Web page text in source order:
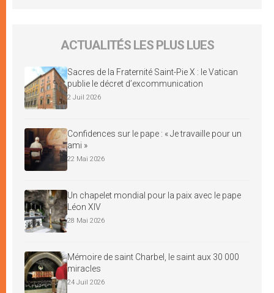
ACTUALITÉS LES PLUS LUES
Sacres de la Fraternité Saint-Pie X : le Vatican
publie le décret d’excommunication
2 Juil 2026
Confidences sur le pape : « Je travaille pour un
ami »
22 Mai 2026
Un chapelet mondial pour la paix avec le pape
Léon XIV
28 Mai 2026
Mémoire de saint Charbel, le saint aux 30 000
miracles
24 Juil 2026